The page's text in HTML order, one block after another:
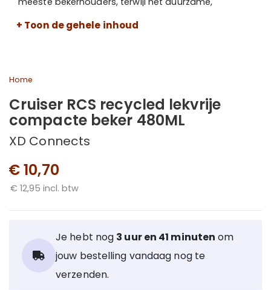
dubbelwandige, vacuümgeïsoleerde ontwerp je
drinken of gebruikmaken van het meegeleverde rietje
van gerecycled staal met een zachte siliconen
tip.Handwas wordt aanbevolen om de kwaliteit te
behouden. Gecertificeerd met RCS, waardoor de
toeleveringsketen garandeert. Totale gerecyclede
inhoud: 73% van het totale gewicht van het product.
BPA-vrij.
+ Toon de gehele inhoud
Home
Cruiser RCS recycled lekvrije
compacte beker 480ML
XD Connects
€ 10,70
€ 12,95 incl. btw
Je hebt nog 3 uur en 41 minuten om
jouw bestelling vandaag nog te
verzenden.